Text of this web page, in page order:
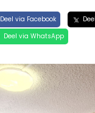
Deel via Facebook
Deel via WhatsApp